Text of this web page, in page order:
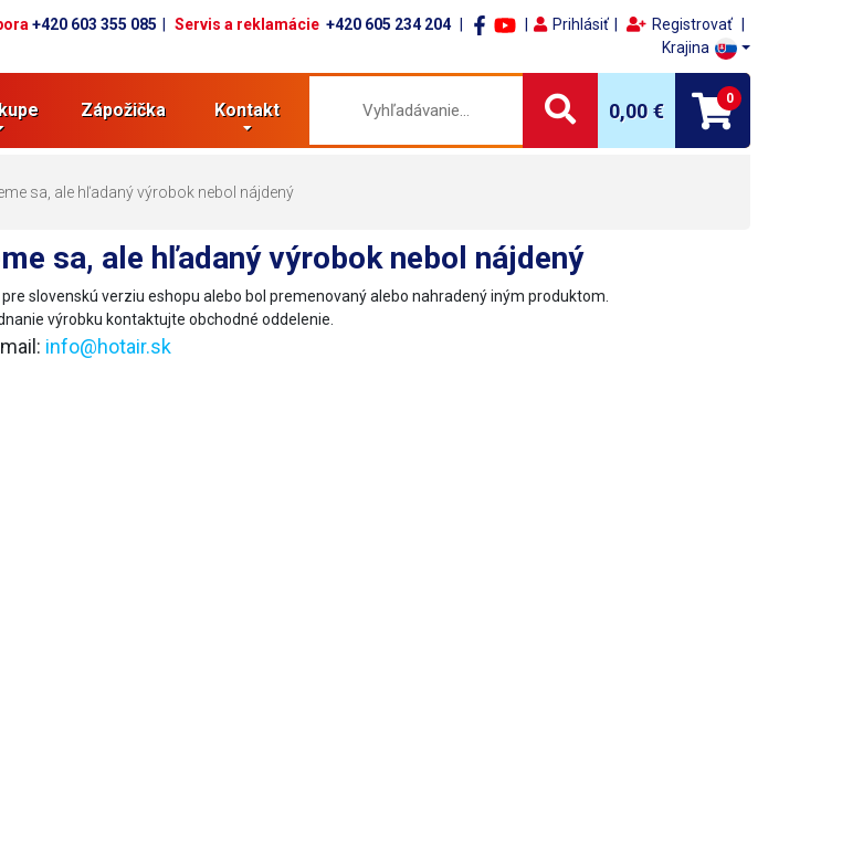
+420 603 355 085 Servis a reklamácie +420 605 234 204 Prihlásiť
Registrovať
Krajina
Zápožička Kontakt 0,00 €
0
sa, ale hľadaný výrobok nebol nájdený
sa, ale hľadaný výrobok nebol nájdený
slovenskú verziu eshopu alebo bol premenovaný alebo nahradený iným produktom.
výrobku kontaktujte obchodné oddelenie.
info@hotair.sk